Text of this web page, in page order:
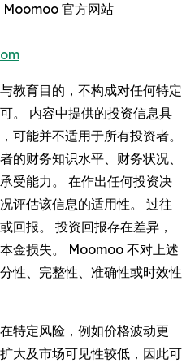
Moomoo 官方网站
教育目的，不构成对任何特定
。 内容中提供的投资信息具
可能并不适用于所有投资者。
的财务知识水平、财务状况、
受能力。 在作出任何投资决
评估该信息的适用性。 过往
回报。 投资回报存在差异，
金损失。 Moomoo 不对上述
性、完整性、准确性或时效性
特定风险，例如价格波动更
大及市场可见性较低，因此可